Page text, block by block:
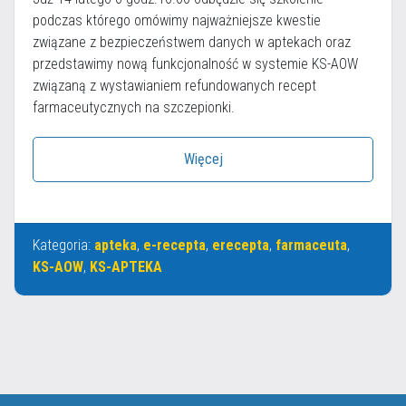
podczas którego omówimy najważniejsze kwestie
związane z bezpieczeństwem danych w aptekach oraz
przedstawimy nową funkcjonalność w systemie KS-AOW
związaną z wystawianiem refundowanych recept
farmaceutycznych na szczepionki.
Więcej
Kategoria: apteka, e-recepta, erecepta, farmaceuta,
KS-AOW, KS-APTEKA